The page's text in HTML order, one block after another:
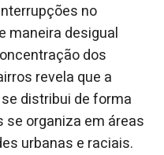
no
maneira desigual
dos
revela que a
distribui de forma
se organiza em áreas
urbanas e raciais.